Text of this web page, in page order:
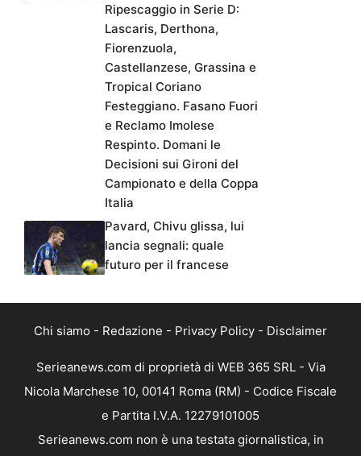
Ripescaggio in Serie D:
Lascaris, Derthona,
Fiorenzuola,
Castellanzese, Grassina e
Tropical Coriano
Festeggiano. Fasano Fuori
e Reclamo Imolese
Respinto. Domani le
Decisioni sui Gironi del
Campionato e della Coppa
Italia
Pavard, Chivu glissa, lui
lancia segnali: quale
futuro per il francese
Chi siamo - Redazione - Privacy Policy - Disclaimer
Serieanews.com di proprietà di WEB 365 SRL - Via
Nicola Marchese 10, 00141 Roma (RM) - Codice Fiscale
e Partita I.V.A. 12279101005
Serieanews.com non è una testata giornalistica, in